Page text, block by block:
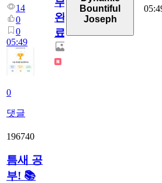
14
0
0
05:49
0
댓글
완
료
Bountiful
Joseph
196740
틈새 공
부! 📚